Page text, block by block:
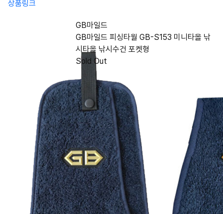
상품링크
GB마일드
GB마일드 피싱타월 GB-S153 미니타올 낚
시타올 낚시수건 포켓형
Sold Out